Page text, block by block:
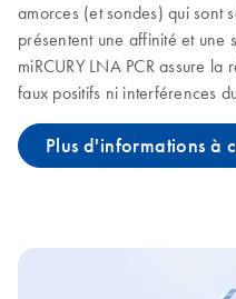
amorces (et sondes) qui sont
présentent une affinité et une
miRCURY LNA PCR assure
faux positifs ni interférences
Plus d'informations à